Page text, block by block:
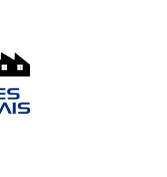
portátil
sem comprometer
estas baterias, sua
para oferecer
nível,
local.